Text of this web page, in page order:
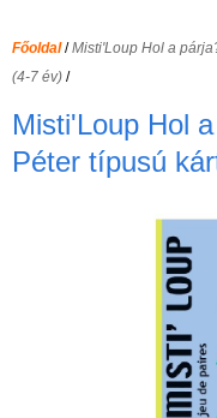
Főoldal/Misti'Loup Hol a
(4-7 év) /
Misti'Loup Hol
Péter típusú